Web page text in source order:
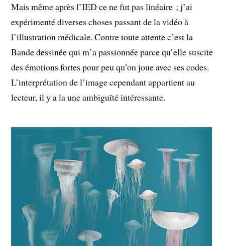
Mais même après l’IED ce ne fut pas linéaire ; j’ai
expérimenté diverses choses passant de la vidéo à
l’illustration médicale. Contre toute attente c’est la
Bande dessinée qui m’a passionnée parce qu’elle suscite
des émotions fortes pour peu qu’on joue avec ses codes.
L’interprétation de l’image cependant appartient au
lecteur, il y a la une ambiguïté intéressante.